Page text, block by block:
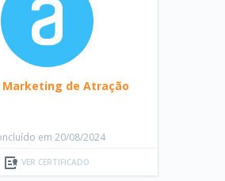
Marketing de Atração
em 20/08/2024
VER CERTIFICADO